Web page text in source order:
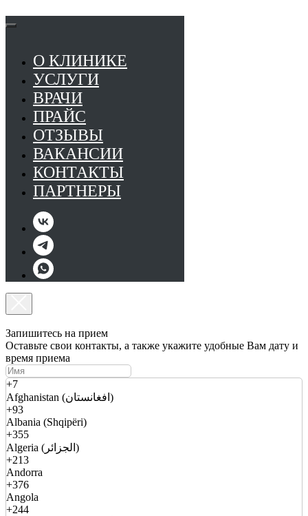
О КЛИНИКЕ
УСЛУГИ
ВРАЧИ
ПРАЙС
ОТЗЫВЫ
ВАКАНСИИ
КОНТАКТЫ
ПАРТНЕРЫ
Запишитесь на прием
Оставьте свои контакты, а также укажите удобные Вам дату и
время приема
+7
Afghanistan (افغانستان)
+93
Albania (Shqipëri)
+355
Algeria (الجزائر)
+213
Andorra
+376
Angola
+244